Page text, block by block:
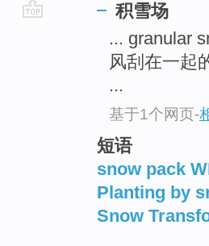
积雪场
... granular
风刮在一起
...
基于1个网页-
短语
snow pack
Planting by
Snow